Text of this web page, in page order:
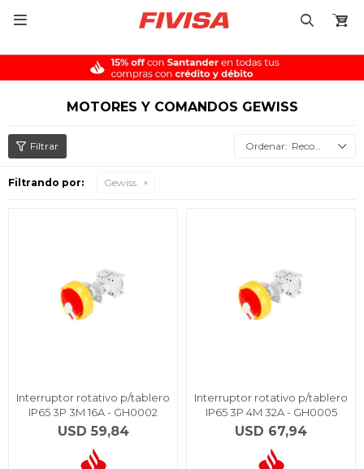

MOTORES Y COMANDOS GEWISS
Recomendados
Filtrando por: Gewiss
Interruptor rotativo p/tablero
IP65 3P 3M 16A - GH0002
USD 59,84
Interruptor rotativo p/tablero
IP65 3P 4M 32A - GH0005
USD 67,94